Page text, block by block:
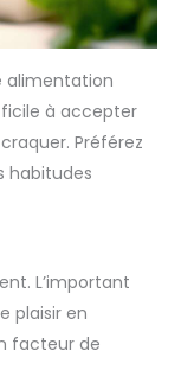
alimentation
à accepter
Préférez
habitudes
L’important
plaisir en
facteur de